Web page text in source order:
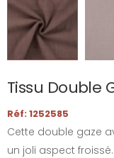
Tissu Double
Réf: 1252585
Cette double gaze
un joli aspect